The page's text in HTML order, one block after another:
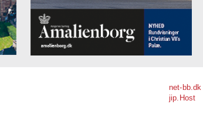
net-bb.dk
jip.Host